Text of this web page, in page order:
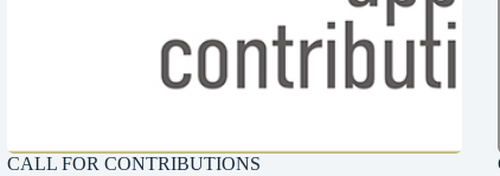
CALL FOR CONTRIBUTIONS